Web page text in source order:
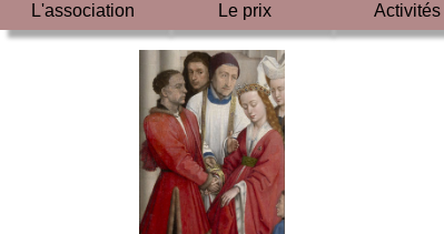
L'association Le prix Activités